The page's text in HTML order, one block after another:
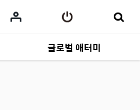
글로벌 애터미